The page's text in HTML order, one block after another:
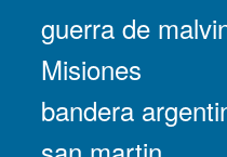
guerra de
Misiones
bandera